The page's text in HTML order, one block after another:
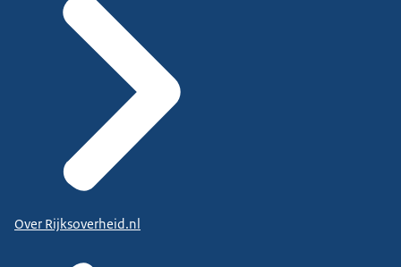
Over Rijksoverheid.nl